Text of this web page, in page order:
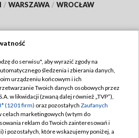
/ WARSZAWA / WROCŁAW
TVP
TVP
Cyfrowa
Regulamin TVP
prywatności
Moje zgody
do serwisu", aby wyrazić zgody na
śledzenia i zbierania danych,
urządzeniu końcowym i ich
Twoich danych osobowych przez
w likwidacji (zwaną dalej również „TVP”),
(1201 firm) oraz pozostałych Zaufanych
celach marketingowych (w tym do
reklam do Twoich zainteresowań i
i pozostałych, które wskazujemy poniżej, a